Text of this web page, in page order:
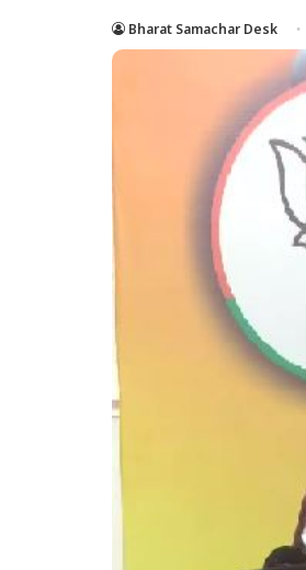
Bharat Samachar Desk